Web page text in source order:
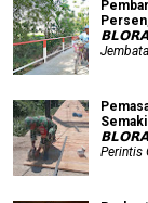
𝗕𝗟𝗢𝗥𝗔
𝗕𝗟𝗢𝗥𝗔
Perintis